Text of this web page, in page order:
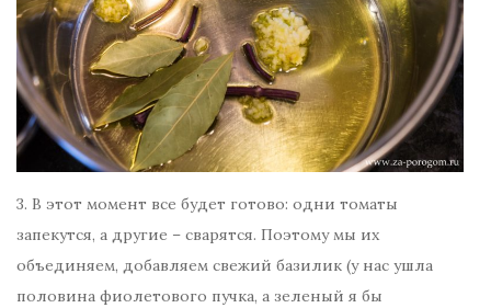
3. В этот момент все будет готово: одни томаты
запекутся, а другие – сварятся. Поэтому мы их
объединяем, добавляем свежий базилик (у нас ушла
половина фиолетового пучка, а зеленый я бы